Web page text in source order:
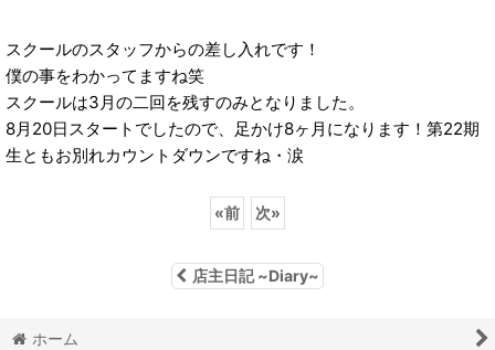
スクールのスタッフからの差し入れです！
僕の事をわかってますね笑
スクールは3月の二回を残すのみとなりました。
8月20日スタートでしたので、足かけ8ヶ月になります！第22期
生ともお別れカウントダウンですね・涙
«前 次»
店主日記 ~Diary~
ホーム